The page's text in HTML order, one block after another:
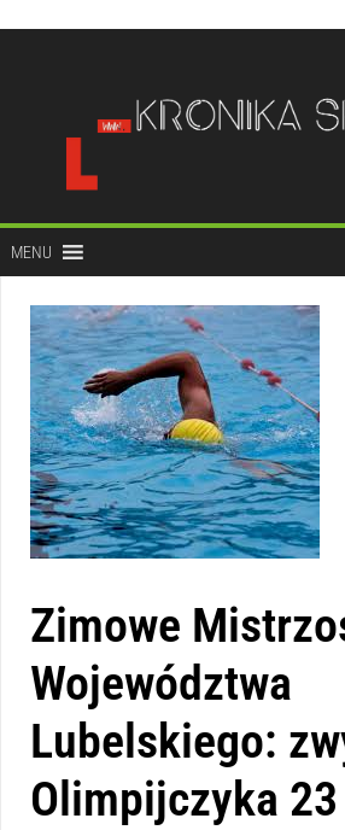
treści
MENU
Zimowe
Województwa
Lubelskiego:
Olimpijczyka